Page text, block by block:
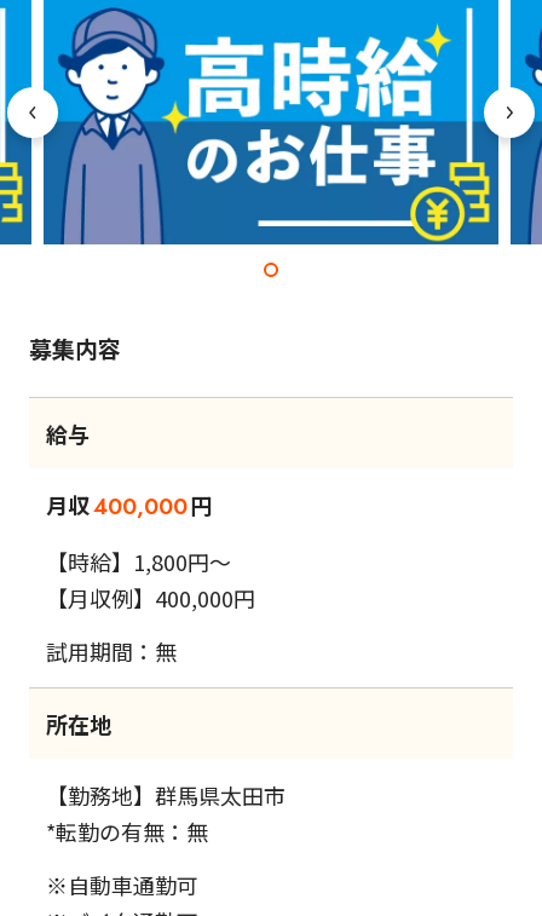
募集内容
給与
月収400,000円
【時給】1,800円～
【月収例】400,000円
試用期間：無
所在地
【勤務地】群馬県太田市
*転勤の有無：無
※自動車通勤可